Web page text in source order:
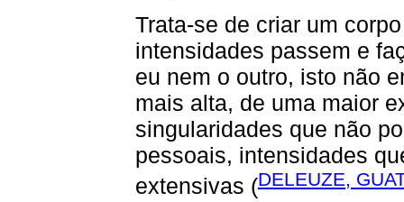
Trata-se de criar um
intensidades passem e
eu nem o outro, isto não
mais alta, de uma maior
singularidades que não
pessoais, intensidades
extensivas (DELEUZE,